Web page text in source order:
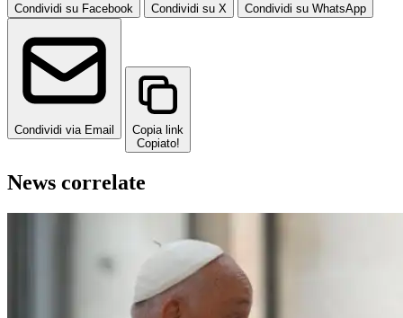
Condividi su Facebook Condividi su X Condividi su WhatsApp
Condividi via Email
Copia link
Copiato!
News correlate